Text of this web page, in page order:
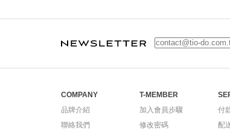
COMPANY
品牌介紹
聯絡我們
T-MEMBER
加入會員步驟
修改密碼
付
配